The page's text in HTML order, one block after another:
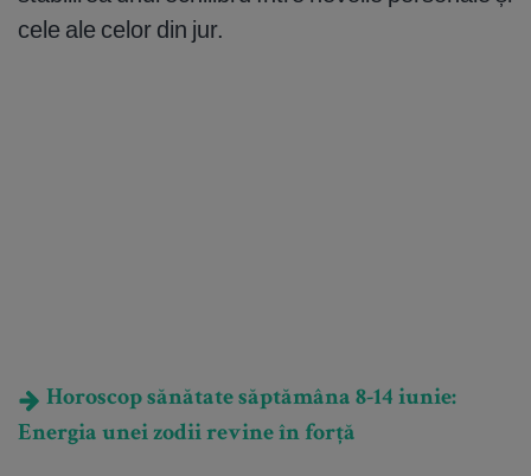
cele ale celor din jur.
Horoscop sănătate săptămâna 8-14 iunie:
Energia unei zodii revine în forță